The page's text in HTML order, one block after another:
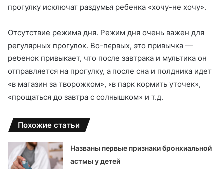
прогулку исключат раздумья ребенка «хочу-не хочу».
Отсутствие режима дня. Режим дня очень важен для
регулярных прогулок. Во-первых, это привычка —
ребенок привыкает, что после завтрака и мультика он
отправляется на прогулку, а после сна и полдника идет
«в магазин за творожком», «в парк кормить уточек»,
«прощаться до завтра с солнышком» и т.д.
Похожие статьи
Названы первые признаки бронхиальной
астмы у детей